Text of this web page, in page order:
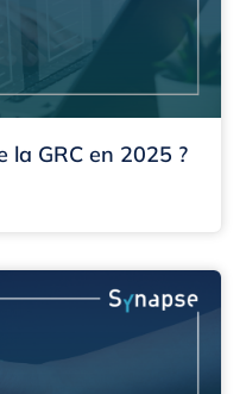
la GRC en 2025 ?